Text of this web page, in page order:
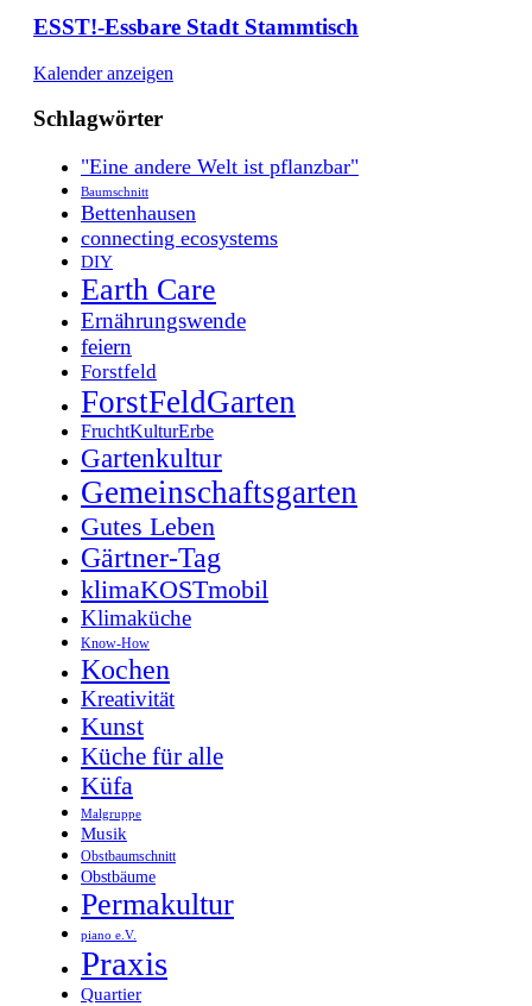
ESST!-Essbare Stadt Stammtisch
Kalender anzeigen
Schlagwörter
"Eine andere Welt ist pflanzbar"
Baumschnitt
Bettenhausen
connecting ecosystems
DIY
Earth Care
Ernährungswende
feiern
Forstfeld
ForstFeldGarten
FruchtKulturErbe
Gartenkultur
Gemeinschaftsgarten
Gutes Leben
Gärtner-Tag
klimaKOSTmobil
Klimaküche
Know-How
Kochen
Kreativität
Kunst
Küche für alle
Küfa
Malgruppe
Musik
Obstbaumschnitt
Obstbäume
Permakultur
piano e.V.
Praxis
Quartier